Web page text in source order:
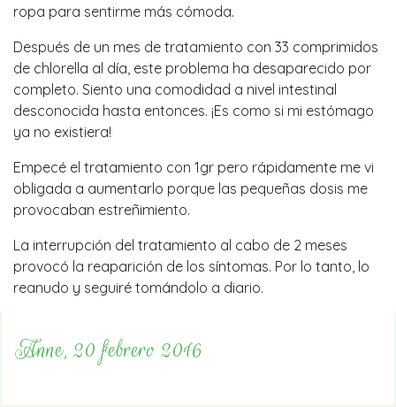
ropa para sentirme más cómoda.
Después de un mes de tratamiento con 33 comprimidos
de chlorella al día, este problema ha desaparecido por
completo. Siento una comodidad a nivel intestinal
desconocida hasta entonces. ¡Es como si mi estómago
ya no existiera!
Empecé el tratamiento con 1gr pero rápidamente me vi
obligada a aumentarlo porque las pequeñas dosis me
provocaban estreñimiento.
La interrupción del tratamiento al cabo de 2 meses
provocó la reaparición de los síntomas. Por lo tanto, lo
reanudo y seguiré tomándolo a diario.
Anne, 20 febrero 2016